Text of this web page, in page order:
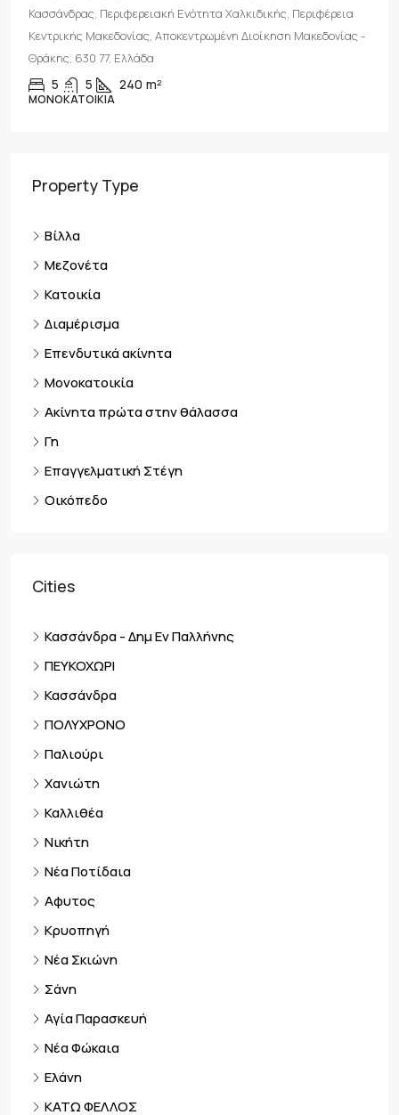
Κασσάνδρας, Περιφερειακή Ενότητα Χαλκιδικής, Περιφέρεια
Κεντρικής Μακεδονίας, Αποκεντρωμένη Διοίκηση Μακεδονίας -
Θράκης, 630 77, Ελλάδα
5 5 240 m²
ΜΟΝΟΚΑΤΟΙΚΊΑ
Property Type
Βίλλα
Μεζονέτα
Κατοικία
Διαμέρισμα
Επενδυτικά ακίνητα
Μονοκατοικία
Ακίνητα πρώτα στην θάλασσα
Γη
Επαγγελματική Στέγη
Οικόπεδο
Cities
Κασσάνδρα - Δημ Εν Παλλήνης
ΠΕΥΚΟΧΩΡΙ
Κασσάνδρα
ΠΟΛΥΧΡΟΝΟ
Παλιούρι
Χανιώτη
Καλλιθέα
Νικήτη
Νέα Ποτίδαια
Αφυτος
Κρυοπηγή
Νέα Σκιώνη
Σάνη
Αγία Παρασκευή
Νέα Φώκαια
Ελάνη
ΚΑΤΩ ΦΕΛΛΟΣ